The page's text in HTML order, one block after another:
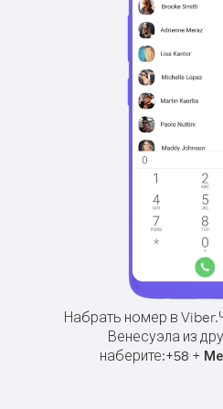
Набрать номер в Viber.
Венесуэла из
наберите:+58 +